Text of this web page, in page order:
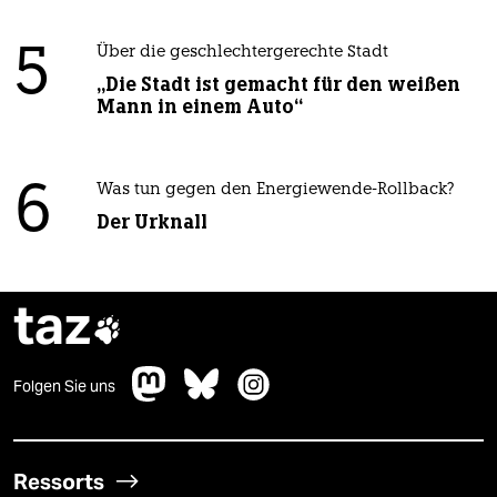
5 Über die geschlechtergerechte Stadt
„Die Stadt ist gemacht für den weißen
Mann in einem Auto“
6 Was tun gegen den Energiewende-Rollback?
Der Urknall
taz
Folgen Sie uns
Ressorts